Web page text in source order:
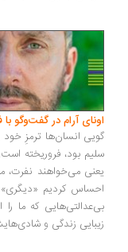
آرام در گفت‌وگو با
انسان‌ها ترمزِ خود را از
بود، فروریخته است. در
می‌خواهند نفرت، محورِ
کردیم «دیگری» بودن
که ما را
زندگی و شادی‌هایش...